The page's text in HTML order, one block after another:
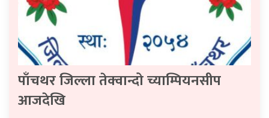
पाँचथर जिल्ला तेक्वान्दो च्याम्पियनसीप
आजदेखि